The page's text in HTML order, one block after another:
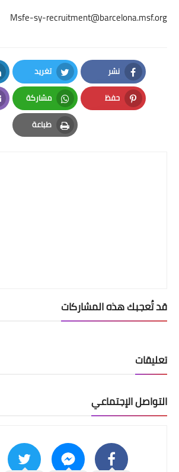
Msfe-sy-recruitment@barcelona.msf.org
نشر
Facebook
تغريد
Twitter
حفظ
Pinterest
مشاركة
Whatsapp
طباعة
Print
قد تُعجبك هذه المشاركات
تعليقات
التواصل الإجتماعي